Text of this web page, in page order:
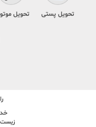
تحویل پستی تحویل
زیست